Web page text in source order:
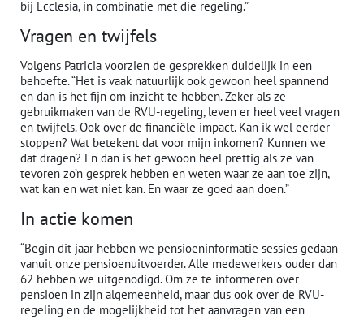
bij Ecclesia, in combinatie met die regeling.”
Vragen en twijfels
Volgens Patricia voorzien de gesprekken duidelijk in een
behoefte. “Het is vaak natuurlijk ook gewoon heel spannend
en dan is het fijn om inzicht te hebben. Zeker als ze
gebruikmaken van de RVU-regeling, leven er heel veel vragen
en twijfels. Ook over de financiële impact. Kan ik wel eerder
stoppen? Wat betekent dat voor mijn inkomen? Kunnen we
dat dragen? En dan is het gewoon heel prettig als ze van
tevoren zo’n gesprek hebben en weten waar ze aan toe zijn,
wat kan en wat niet kan. En waar ze goed aan doen.”
In actie komen
“Begin dit jaar hebben we pensioeninformatie sessies gedaan
vanuit onze pensioenuitvoerder. Alle medewerkers ouder dan
62 hebben we uitgenodigd. Om ze te informeren over
pensioen in zijn algemeenheid, maar dus ook over de RVU-
regeling en de mogelijkheid tot het aanvragen van een